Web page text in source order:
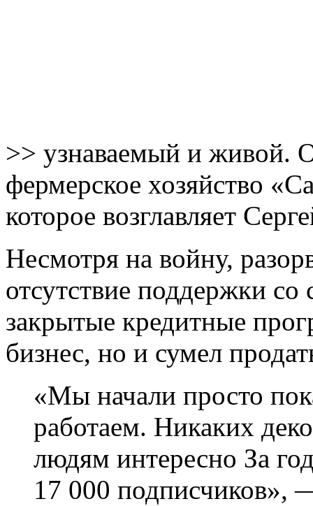
>> узнаваемый и живой.
фермерское хозяйство
которое возглавляет
Несмотря на войну,
отсутствие поддержки со
закрытые кредитные
бизнес, но и сумел
«Мы начали просто
работаем. Никаких
людям интересно За
17 000 подписчиков»,